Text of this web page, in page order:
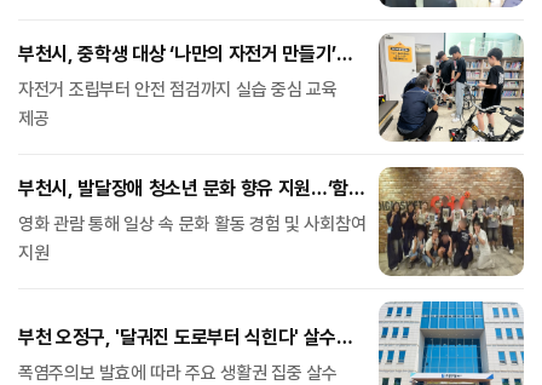
부천시, 중학생 대상 ‘나만의 자전거 만들기’
특별과정 운영
자전거 조립부터 안전 점검까지 실습 중심 교육
제공
부천시, 발달장애 청소년 문화 향유 지원…‘함께
일상 영화관’ 운영
영화 관람 통해 일상 속 문화 활동 경험 및 사회참여
지원
부천 오정구, '달궈진 도로부터 식힌다' 살수차
선탑 현장점검
폭염주의보 발효에 따라 주요 생활권 집중 살수